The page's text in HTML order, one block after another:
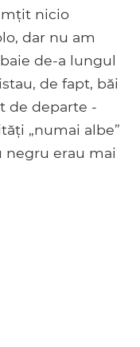
nicio
dar nu am
de-a lungul
de fapt, băi
de departe -
„numai albe”
negru erau mai